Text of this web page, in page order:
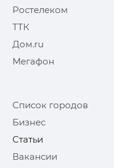
Ростелеком
ТТК
Дом.ru
Мегафон
Список городов
Бизнес
Статьи
Вакансии